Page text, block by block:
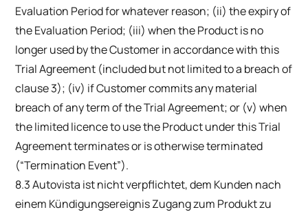
Evaluation Period for whatever reason; (ii) the expiry of
the Evaluation Period; (iii) when the Product is no
longer used by the Customer in accordance with this
Trial Agreement (included but not limited to a breach of
clause 3); (iv) if Customer commits any material
breach of any term of the Trial Agreement; or (v) when
the limited licence to use the Product under this Trial
Agreement terminates or is otherwise terminated
(“Termination Event”).
8.3 Autovista ist nicht verpflichtet, dem Kunden nach
einem Kündigungsereignis Zugang zum Produkt zu